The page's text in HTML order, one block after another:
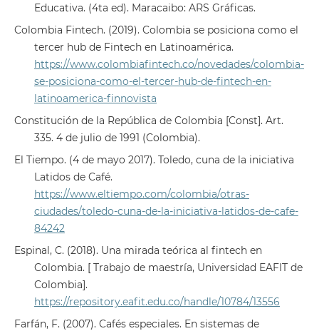
Educativa. (4ta ed). Maracaibo: ARS Gráficas.
Colombia Fintech. (2019). Colombia se posiciona como el
tercer hub de Fintech en Latinoamérica.
https://www.colombiafintech.co/novedades/colombia-
se-posiciona-como-el-tercer-hub-de-fintech-en-
latinoamerica-finnovista
Constitución de la República de Colombia [Const]. Art.
335. 4 de julio de 1991 (Colombia).
El Tiempo. (4 de mayo 2017). Toledo, cuna de la iniciativa
Latidos de Café.
https://www.eltiempo.com/colombia/otras-
ciudades/toledo-cuna-de-la-iniciativa-latidos-de-cafe-
84242
Espinal, C. (2018). Una mirada teórica al fintech en
Colombia. [ Trabajo de maestría, Universidad EAFIT de
Colombia].
https://repository.eafit.edu.co/handle/10784/13556
Farfán, F. (2007). Cafés especiales. En sistemas de